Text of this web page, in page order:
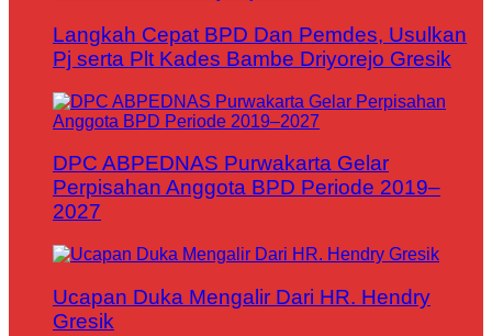
Langkah Cepat BPD Dan Pemdes, Usulkan
Pj serta Plt Kades Bambe Driyorejo Gresik
DPC ABPEDNAS Purwakarta Gelar
Perpisahan Anggota BPD Periode 2019–
2027
Ucapan Duka Mengalir Dari HR. Hendry
Gresik